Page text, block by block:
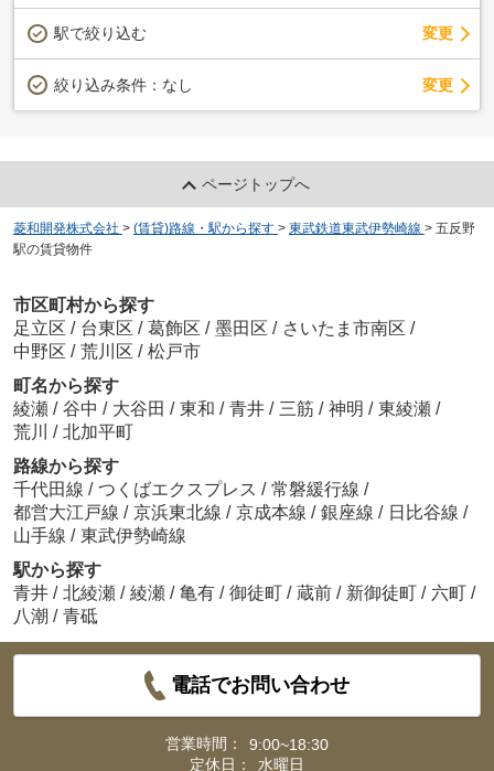
駅で絞り込む 変更
絞り込み条件： なし 変更
ページトップへ
菱和開発株式会社 > (賃貸)路線・駅から探す > 東武鉄道東武伊勢崎線 > 五反野
駅の賃貸物件
市区町村から探す
足立区 / 台東区 / 葛飾区 / 墨田区 / さいたま市南区 /
中野区 / 荒川区 / 松戸市
町名から探す
綾瀬 / 谷中 / 大谷田 / 東和 / 青井 / 三筋 / 神明 / 東綾瀬 /
荒川 / 北加平町
路線から探す
千代田線 / つくばエクスプレス / 常磐緩行線 /
都営大江戸線 / 京浜東北線 / 京成本線 / 銀座線 / 日比谷線 /
山手線 / 東武伊勢崎線
駅から探す
青井 / 北綾瀬 / 綾瀬 / 亀有 / 御徒町 / 蔵前 / 新御徒町 / 六町 /
八潮 / 青砥
電話でお問い合わせ
営業時間：
9:00~18:30
定休日：
水曜日